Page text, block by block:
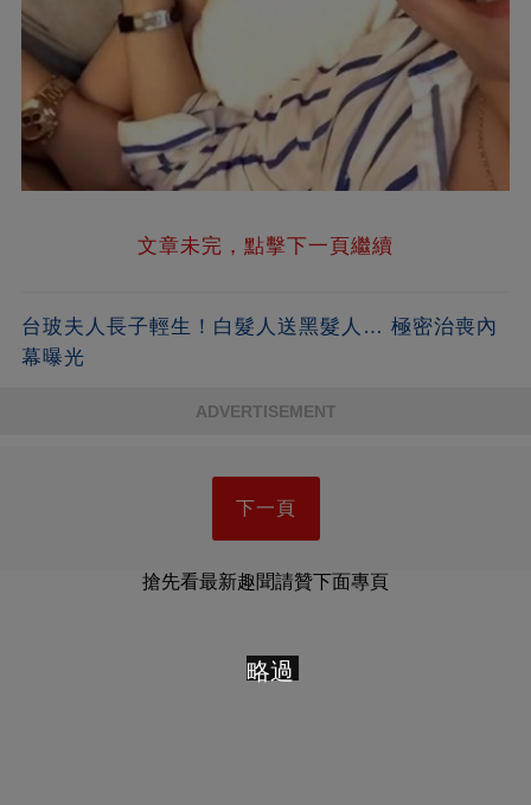
文章未完，點擊下一頁繼續
台玻夫人長子輕生！白髮人送黑髮人… 極密治喪內
幕曝光
ADVERTISEMENT
下一頁
搶先看最新趣聞請贊下面專頁
略過